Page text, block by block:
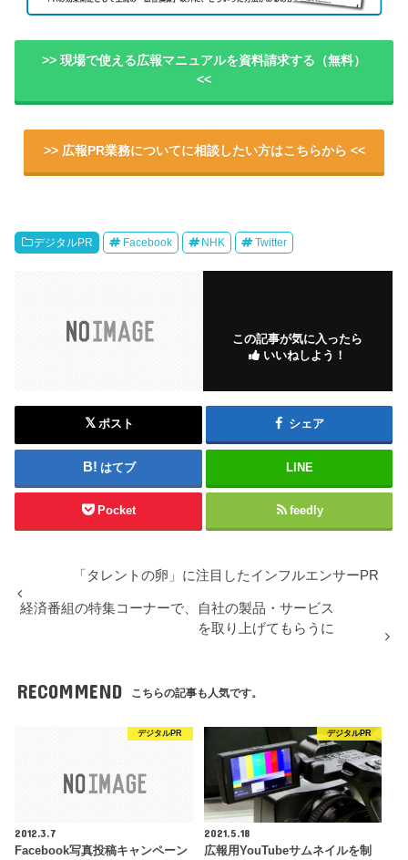
>> 現場で使える広報マニュアルを資料請求する（無料）
<<
>> 広報PR業務についてに相談したい方はこちらから <<
デジタルPR Facebook NHK Twitter
この記事が気に入ったら
いいねしよう！
ポスト シェア
はてブ LINE
Pocket feedly
「タレントの卵」に注目したインフルエンサーPR
経済番組の特集コーナーで、自社の製品・サービス
を取り上げてもらうに
RECOMMEND こちらの記事も人気です。
デジタルPR
2012.3.7
Facebook写真投稿キャンペーン
デジタルPR
2021.5.18
広報用YouTubeサムネイルを制